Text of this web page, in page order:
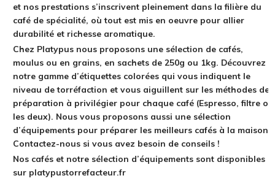
et nos prestations s’inscrivent pleinement dans la filière du
café de spécialité, où tout est mis en oeuvre pour allier
durabilité et richesse aromatique.
Chez Platypus nous proposons une sélection de cafés,
moulus ou en grains, en sachets de 250g ou 1kg. Découvrez
notre gamme d’étiquettes colorées qui vous indiquent le
niveau de torréfaction et vous aiguillent sur les méthodes de
préparation à privilégier pour chaque café (Espresso, filtre ou
les deux). Nous vous proposons aussi une sélection
d’équipements pour préparer les meilleurs cafés à la maison.
Contactez-nous si vous avez besoin de conseils !
Nos cafés et notre sélection d’équipements sont disponibles
sur platypustorrefacteur.fr